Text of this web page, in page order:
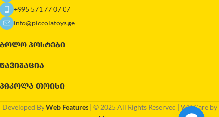
+995 571 77 07 07
info@piccolatoys.ge
ᲑᲝᲚᲝ ᲞᲝᲡᲢᲔᲑᲘ
ᲜᲐᲕᲘᲒᲐᲪᲘᲐ
ᲞᲘᲙᲝᲚᲐ ᲗᲝᲘᲡᲘ
Developed ByWeb Features | © 2025 All Rights Reserved | WP Care by